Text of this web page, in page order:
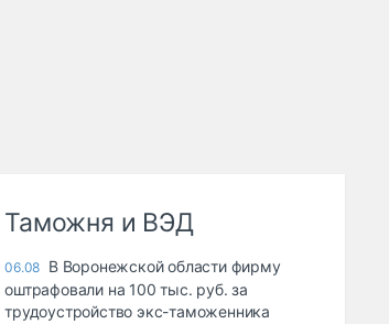
Таможня и ВЭД
06.08 В Воронежской области фирму
оштрафовали на 100 тыс. руб. за
трудоустройство экс-таможенника